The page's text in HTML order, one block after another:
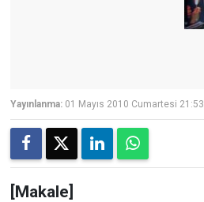
Yayınlanma: 01 Mayıs 2010 Cumartesi 21:53
[Makale]